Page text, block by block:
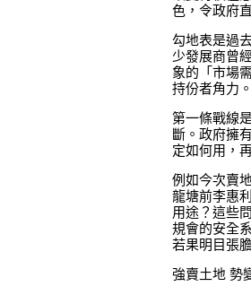
色，令政府
勾地表是過
少發展商曾
象的「市場
持份者角力
第一條戰線
斷。政府擁
定如何用，
例如今次賣
龍塘前李惠
用途？這些
規會的安全
若果明目張
強賣土地 勢